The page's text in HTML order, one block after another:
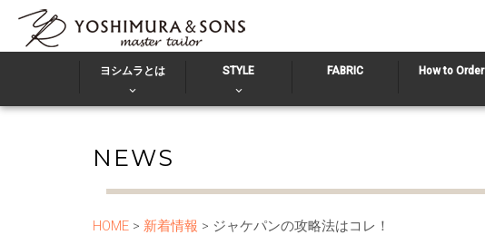
ヨシムラとは STYLE FABRIC How to Order
NEWS
HOME > 新着情報 > ジャケパンの攻略法はコレ！